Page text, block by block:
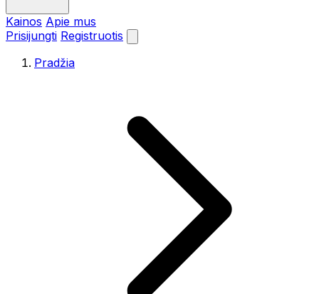
Kainos Apie mus
Prisijungti Registruotis
Pradžia